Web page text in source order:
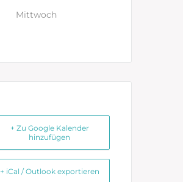
Mittwoch
+ Zu Google Kalender
hinzufügen
+ iCal / Outlook exportieren